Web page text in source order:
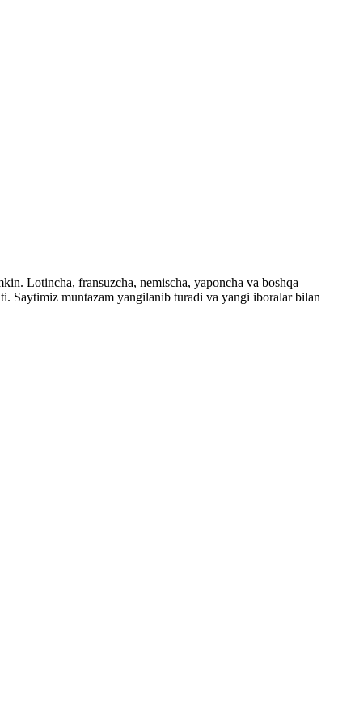
Lotincha, fransuzcha, nemischa, yaponcha va boshqa
Saytimiz muntazam yangilanib turadi va yangi iboralar bilan